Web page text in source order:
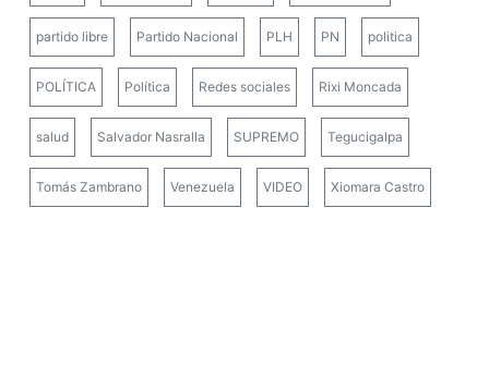
partido libre Partido Nacional PLH PN politica
POLÍTICA Política Redes sociales Rixi Moncada
salud Salvador Nasralla SUPREMO Tegucigalpa
Tomás Zambrano Venezuela VIDEO Xiomara Castro